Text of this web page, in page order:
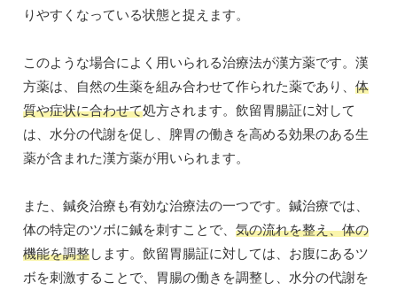
りやすくなっている状態と捉えます。
このような場合によく用いられる治療法が漢方薬です。漢
方薬は、自然の生薬を組み合わせて作られた薬であり、 体
質や症状に合わせて処方されます。飲留胃腸証に対して
は、水分の代謝を促し、脾胃の働きを高める効果のある生
薬が含まれた漢方薬が用いられます。
また、鍼灸治療も有効な治療法の一つです。鍼治療では、
体の特定のツボに鍼を刺すことで、 気の流れを整え、体の
機能を調整します。飲留胃腸証に対しては、お腹にあるツ
ボを刺激することで、胃腸の働きを調整し、水分の代謝を